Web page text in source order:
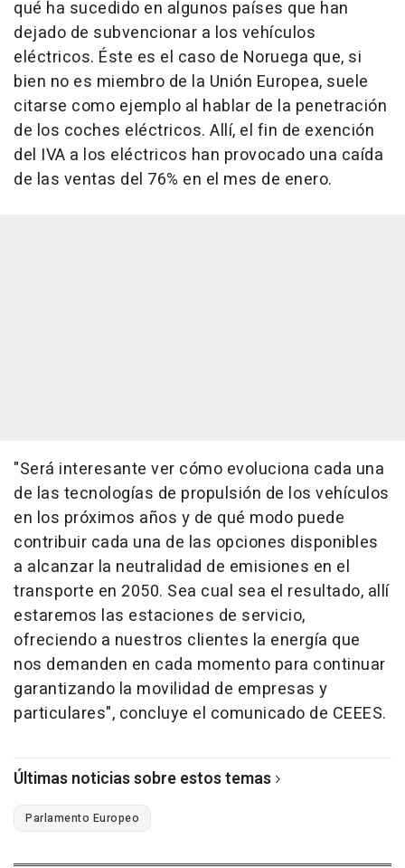
qué ha sucedido en algunos países que han
dejado de subvencionar a los vehículos
eléctricos. Éste es el caso de Noruega que, si
bien no es miembro de la Unión Europea, suele
citarse como ejemplo al hablar de la penetración
de los coches eléctricos. Allí, el fin de exención
del IVA a los eléctricos han provocado una caída
de las ventas del 76% en el mes de enero.
"Será interesante ver cómo evoluciona cada una
de las tecnologías de propulsión de los vehículos
en los próximos años y de qué modo puede
contribuir cada una de las opciones disponibles
a alcanzar la neutralidad de emisiones en el
transporte en 2050. Sea cual sea el resultado, allí
estaremos las estaciones de servicio,
ofreciendo a nuestros clientes la energía que
nos demanden en cada momento para continuar
garantizando la movilidad de empresas y
particulares", concluye el comunicado de CEEES.
Últimas noticias sobre estos temas
Parlamento Europeo